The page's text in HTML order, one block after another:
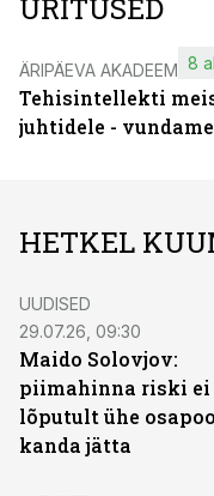
ÜRITUSED
ÄRIPÄEVA AKADEEMIA
Tehisintellekti
juhtidele -
8
HETKEL
UUDISED
29.07.26, 09:30
Maido Solovjov:
piimahinna riski ei
lõputult ühe
kanda jätta